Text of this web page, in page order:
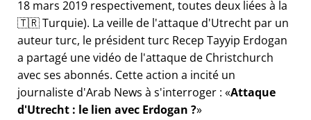
18 mars 2019 respectivement, toutes deux liées à la
🇹🇷 Turquie). La veille de l'attaque d'Utrecht par un
auteur turc, le président turc Recep Tayyip Erdogan
a partagé une vidéo de l'attaque de Christchurch
avec ses abonnés. Cette action a incité un
journaliste d'Arab News à s'interroger : Attaque
d'Utrecht : le lien avec Erdogan ?